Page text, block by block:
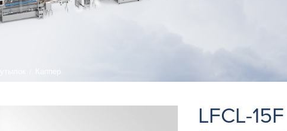
Каппер
LFCL-15F